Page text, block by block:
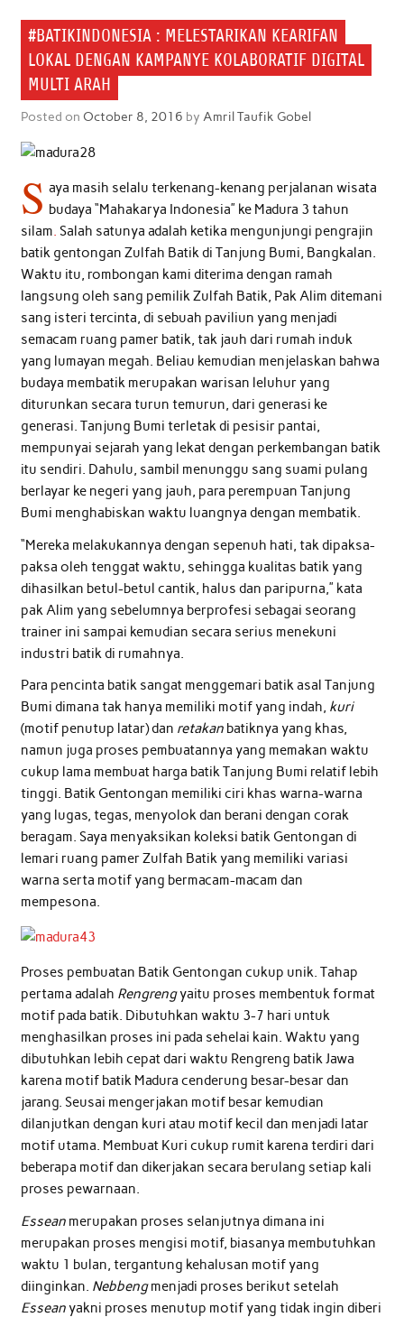
#BATIKINDONESIA : MELESTARIKAN KEARIFAN
LOKAL DENGAN KAMPANYE KOLABORATIF DIGITAL
MULTI ARAH
Posted on October 8, 2016 by Amril Taufik Gobel
S aya masih selalu terkenang-kenang perjalanan wisata
budaya “Mahakarya Indonesia” ke Madura 3 tahun
silam. Salah satunya adalah ketika mengunjungi pengrajin
batik gentongan Zulfah Batik di Tanjung Bumi, Bangkalan.
Waktu itu, rombongan kami diterima dengan ramah
langsung oleh sang pemilik Zulfah Batik, Pak Alim ditemani
sang isteri tercinta, di sebuah paviliun yang menjadi
semacam ruang pamer batik, tak jauh dari rumah induk
yang lumayan megah. Beliau kemudian menjelaskan bahwa
budaya membatik merupakan warisan leluhur yang
diturunkan secara turun temurun, dari generasi ke
generasi. Tanjung Bumi terletak di pesisir pantai,
mempunyai sejarah yang lekat dengan perkembangan batik
itu sendiri. Dahulu, sambil menunggu sang suami pulang
berlayar ke negeri yang jauh, para perempuan Tanjung
Bumi menghabiskan waktu luangnya dengan membatik.
“Mereka melakukannya dengan sepenuh hati, tak dipaksa-
paksa oleh tenggat waktu, sehingga kualitas batik yang
dihasilkan betul-betul cantik, halus dan paripurna,” kata
pak Alim yang sebelumnya berprofesi sebagai seorang
trainer ini sampai kemudian secara serius menekuni
industri batik di rumahnya.
Para pencinta batik sangat menggemari batik asal Tanjung
Bumi dimana tak hanya memiliki motif yang indah, kuri
(motif penutup latar) dan retakanbatiknya yang khas,
namun juga proses pembuatannya yang memakan waktu
cukup lama membuat harga batik Tanjung Bumi relatif lebih
tinggi. Batik Gentongan memiliki ciri khas warna-warna
yang lugas, tegas, menyolok dan berani dengan corak
beragam. Saya menyaksikan koleksi batik Gentongan di
lemari ruang pamer Zulfah Batik yang memiliki variasi
warna serta motif yang bermacam-macam dan
mempesona.
Proses pembuatan Batik Gentongan cukup unik. Tahap
pertama adalah Rengrengyaitu proses membentuk format
motif pada batik. Dibutuhkan waktu 3-7 hari untuk
menghasilkan proses ini pada sehelai kain. Waktu yang
dibutuhkan lebih cepat dari waktu Rengreng batik Jawa
karena motif batik Madura cenderung besar-besar dan
jarang. Seusai mengerjakan motif besar kemudian
dilanjutkan dengan kuri atau motif kecil dan menjadi latar
motif utama. Membuat Kuri cukup rumit karena terdiri dari
beberapa motif dan dikerjakan secara berulang setiap kali
proses pewarnaan.
Esseanmerupakan proses selanjutnya dimana ini
merupakan proses mengisi motif, biasanya membutuhkan
waktu 1 bulan, tergantung kehalusan motif yang
diinginkan. Nebbengmenjadi proses berikut setelah
Esseanyakni proses menutup motif yang tidak ingin diberi